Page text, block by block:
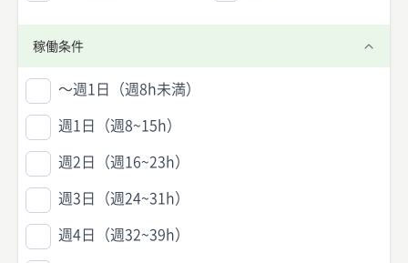
稼働条件
〜週1日（週8h未満）
週1日（週8~15h）
週2日（週16~23h）
週3日（週24~31h）
週4日（週32~39h）